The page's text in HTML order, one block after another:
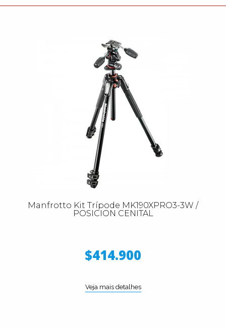
Manfrotto Kit Trípode MK190XPRO3-3W /
POSICION CENITAL
$414.900
Veja mais detalhes